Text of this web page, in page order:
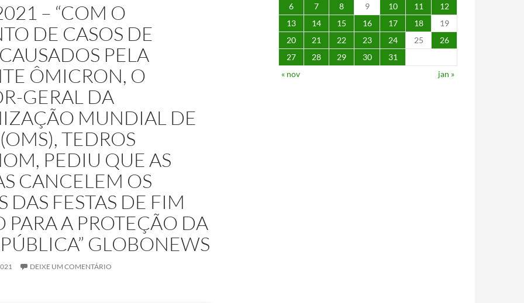
– “COM O
DE CASOS DE
PELA
ÔMICRON, O
GERAL DA
MUNDIAL DE
TEDROS
PEDIU QUE AS
CANCELEM OS
DAS FESTAS DE FIM
PARA A PROTEÇÃO DA
GLOBONEWS
DEIXE UM COMENTÁRIO
6
7 8 9 10 11
12
13
14 15 16 17 18
19
20
21 22 23 24 25
26
27
28 29 30
31
« nov
jan »